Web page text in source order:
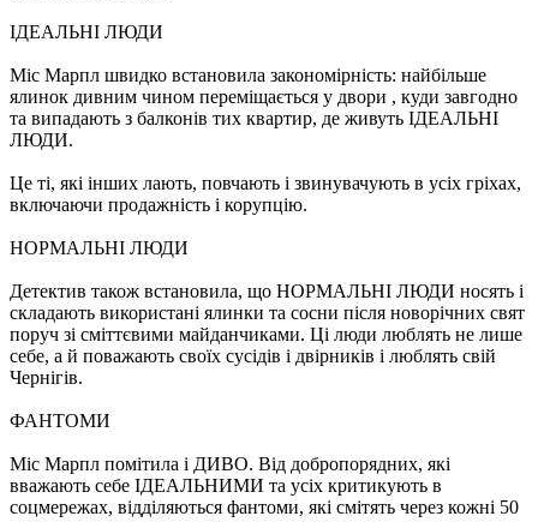
ІДЕАЛЬНІ ЛЮДИ
Міс Марпл швидко встановила закономірність: найбільше
ялинок дивним чином переміщається у двори , куди завгодно
та випадають з балконів тих квартир, де живуть ІДЕАЛЬНІ
ЛЮДИ.
Це ті, які інших лають, повчають і звинувачують в усіх гріхах,
включаючи продажність і корупцію.
НОРМАЛЬНІ ЛЮДИ
Детектив також встановила, що НОРМАЛЬНІ ЛЮДИ носять і
складають використані ялинки та сосни після новорічних свят
поруч зі сміттєвими майданчиками. Ці люди люблять не лише
себе, а й поважають своїх сусідів і двірників і люблять свій
Чернігів.
ФАНТОМИ
Міс Марпл помітила і ДИВО. Від добропорядних, які
вважають себе ІДЕАЛЬНИМИ та усіх критикують в
соцмережах, відділяються фантоми, які смітять через кожні 50